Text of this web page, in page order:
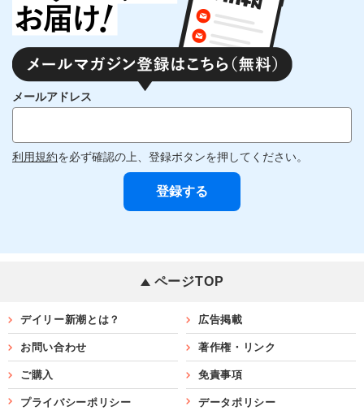
メールアドレス
利用規約を必ず確認の上、登録ボタンを押してください。
ページTOP
デイリー新潮とは？ 広告掲載
お問い合わせ 著作権・リンク
ご購入 免責事項
プライバシーポリシー データポリシー